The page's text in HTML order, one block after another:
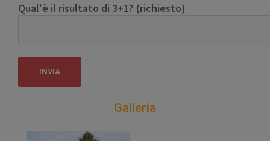
Qual'è il risultato di 3+1? (richiesto)
Galleria